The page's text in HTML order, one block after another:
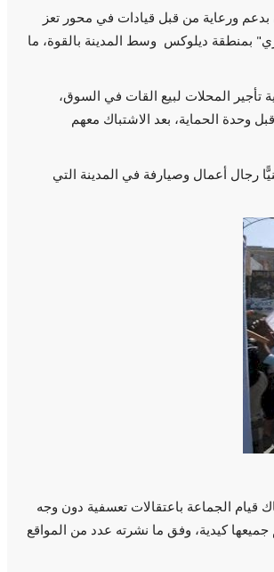
ورعاية من قبل قيادات في محور تعز
بمنطقة ديلوكس وسط المدينة بالقوة، ما
تأجير المحلات لبيع القات في السوق،
وحدة الحماية، بعد الاشتباك معهم
رجال أعمال وصيارفة في المدينة التي
قيام الجماعة باعتقالات تعسفية دون وجه
كيدية، وفق ما نشرته عدد من المواقع